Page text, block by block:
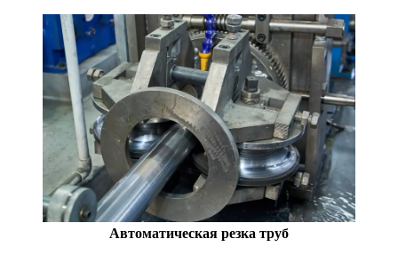
Автоматическая резка труб